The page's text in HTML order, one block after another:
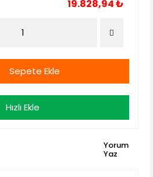
19.828,94 ₺
Sepete Ekle
Hızlı Ekle
Yorum
Yaz